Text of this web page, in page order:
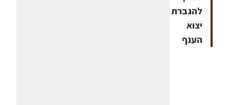
להגברת
יצוא
הענף